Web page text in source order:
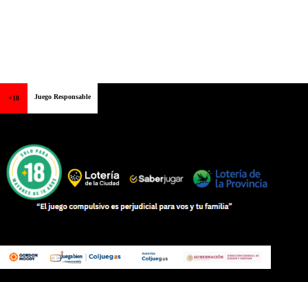
+18 Juego Responsable